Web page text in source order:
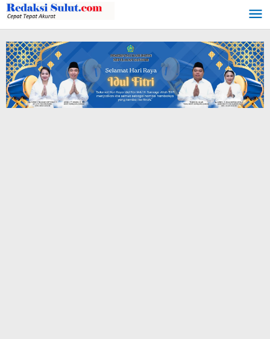
Lewati
ke
konten